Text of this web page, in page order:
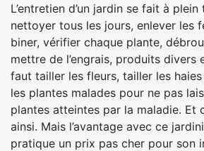
L’entretien d’un jardin se fait à
nettoyer tous les jours, enlever les
biner, vérifier chaque plante,
mettre de l’engrais, produits divers
faut tailler les fleurs, tailler les
les plantes malades pour ne pas
plantes atteintes par la maladie. Et
ainsi. Mais l’avantage avec ce
pratique un prix pas cher pour son